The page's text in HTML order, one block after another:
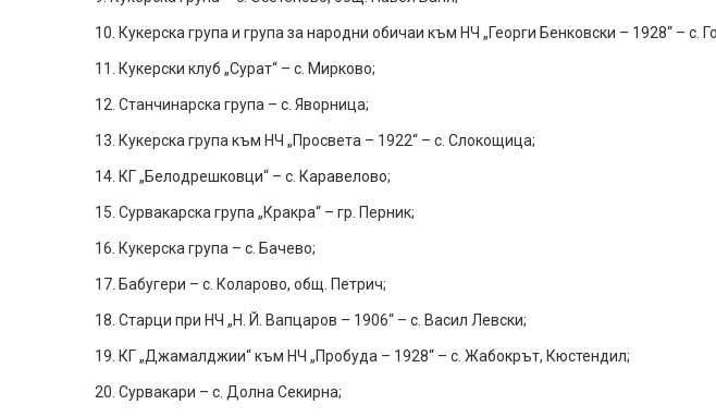
10. Кукерска група и група за народни обичаи към НЧ „Георги Бенковски – 1928“ – с.
11. Кукерски клуб „Сурат“ – с. Мирково;
12. Станчинарска група – с. Яворница;
13. Кукерска група към НЧ „Просвета – 1922“ – с. Слокощица;
14. КГ „Белодрешковци“ – с. Каравелово;
15. Сурвакарска група „Кракра“ – гр. Перник;
16. Кукерска група – с. Бачево;
17. Бабугери – с. Коларово, общ. Петрич;
18. Старци при НЧ „Н. Й. Вапцаров – 1906“ – с. Васил Левски;
19. КГ „Джамалджии“ към НЧ „Пробуда – 1928“ – с. Жабокрът, Кюстендил;
20. Сурвакари – с. Долна Секирна;